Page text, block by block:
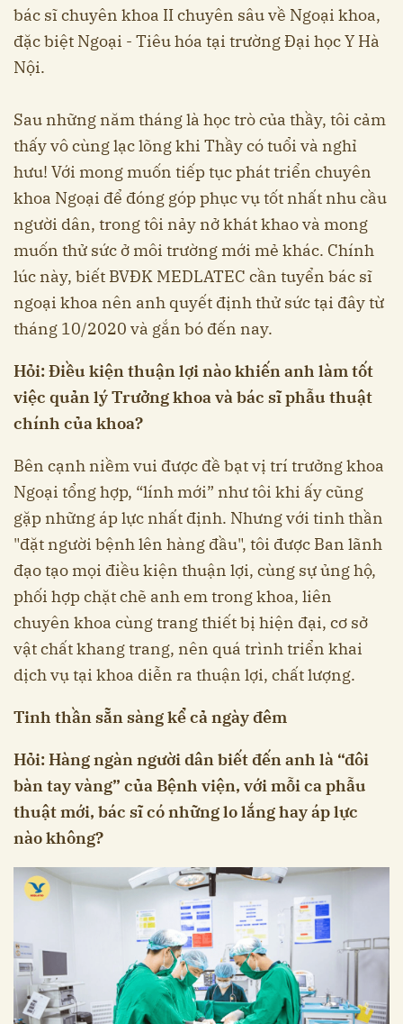
bác sĩ chuyên khoa II chuyên sâu về Ngoại khoa,
đặc biệt Ngoại - Tiêu hóa tại trường Đại học Y Hà
Nội.
Sau những năm tháng là học trò của thầy, tôi cảm
thấy vô cùng lạc lõng khi Thầy có tuổi và nghỉ
hưu! Với mong muốn tiếp tục phát triển chuyên
khoa Ngoại để đóng góp phục vụ tốt nhất nhu cầu
người dân, trong tôi nảy nở khát khao và mong
muốn thử sức ở môi trường mới mẻ khác. Chính
lúc này, biết BVĐK MEDLATEC cần tuyển bác sĩ
ngoại khoa nên anh quyết định thử sức tại đây từ
tháng 10/2020 và gắn bó đến nay.
Hỏi: Điều kiện thuận lợi nào khiến anh làm tốt
việc quản lý Trưởng khoa và bác sĩ phẫu thuật
chính của khoa?
Bên cạnh niềm vui được đề bạt vị trí trưởng khoa
Ngoại tổng hợp, “lính mới” như tôi khi ấy cũng
gặp những áp lực nhất định. Nhưng với tinh thần
"đặt người bệnh lên hàng đầu", tôi được Ban lãnh
đạo tạo mọi điều kiện thuận lợi, cùng sự ủng hộ,
phối hợp chặt chẽ anh em trong khoa, liên
chuyên khoa cùng trang thiết bị hiện đại, cơ sở
vật chất khang trang, nên quá trình triển khai
dịch vụ tại khoa diễn ra thuận lợi, chất lượng.
Tinh thần sẵn sàng kể cả ngày đêm
Hỏi: Hàng ngàn người dân biết đến anh là “đôi
bàn tay vàng” của Bệnh viện, với mỗi ca phẫu
thuật mới, bác sĩ có những lo lắng hay áp lực
nào không?